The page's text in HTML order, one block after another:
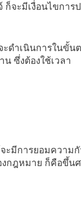
ก็จะมีเงื่อนไขกา
ดำเนินการในขั้น
ซึ่งต้องใช้เวลา
ะมีการยอมควา
กฎหมาย ก็คือขึ้น